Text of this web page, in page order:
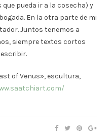
pueda ir a la cosecha) y
En la otra parte de mi
Juntos tenemos a
siempre textos cortos
of Venus», escultura,